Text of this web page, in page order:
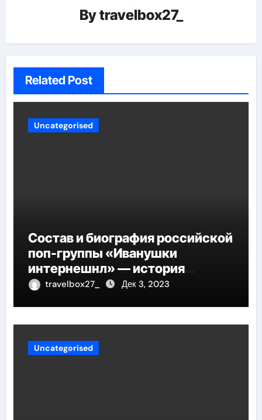
Bytravelbox27_
Related Post
Uncategorised
Состав и биография российской
поп-группы «Иванушки
интернешнл» — история
успеха, музыка и судьбы
travelbox27_ Дек 3, 2023
Uncategorised